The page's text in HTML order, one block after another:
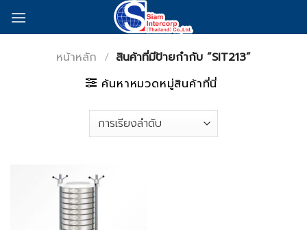
หน้าหลัก / สินค้าที่มีป้ายกำกับ “SIT213”
ค้นหาหมวดหมู่สินค้าที่นี่